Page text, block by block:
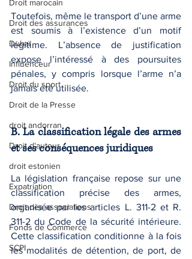
Droit marocain
Droit des assurances
Dubaï
Influenceur
Droit du sport
Droit de la Presse
droit andorran
Droit d'auteur
droit estonien
Expatriation
Droit des associations
Fonds de Commerce
SCPI
Toutefois, même le transport d’une arme
est soumis à l’existence d’un motif
légitime. L’absence de justification
expose l’intéressé à des poursuites
pénales, y compris lorsque l’arme n’a
jamais été utilisée.
B. La classification légale des armes
et ses conséquences juridiques
La législation française repose sur une
classification précise des armes,
organisée par les articles L. 311-2 et R.
311-2 du Code de la sécurité intérieure.
Cette classification conditionne à la fois
les modalités de détention, de port, de